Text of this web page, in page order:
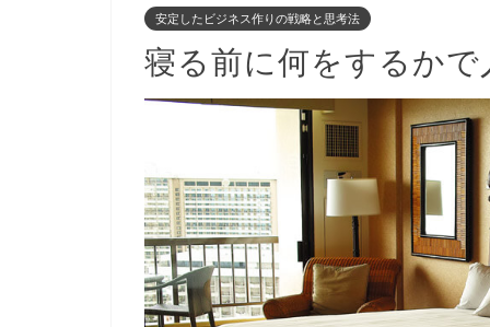
安定したビジネス作りの戦略と思考法
寝る前に何をするか